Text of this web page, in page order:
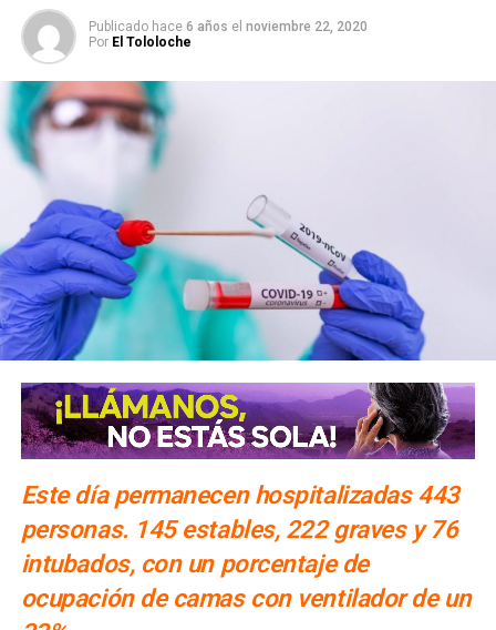
Publicado hace 6 años el noviembre 22, 2020
Por El Tololoche
Este día permanecen hospitalizadas 443
personas. 145 estables, 222 graves y 76
intubados, con un porcentaje de
ocupación de camas con ventilador de un